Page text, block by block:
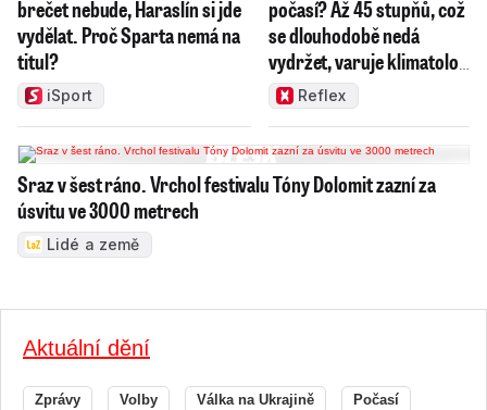
brečet nebude, Haraslín si jde
vydělat. Proč Sparta nemá na
titul?
iSport
počasí? Až 45 stupňů, což
se dlouhodobě nedá
vydržet, varuje klimatolog
Radim Tolasz
Reflex
Sraz v šest ráno. Vrchol festivalu Tóny Dolomit zazní za
úsvitu ve 3000 metrech
Lidé a země
Aktuální dění
Zprávy Volby Válka na Ukrajině Počasí